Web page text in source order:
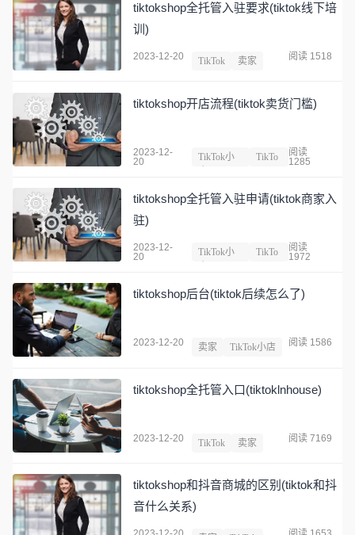
tiktokshop全托管入驻要求(tiktok线下培
训)
2023-12-20 TikTok 卖家 阅读 1518
tiktokshop开店流程(tiktok卖货门槛)
2023-12-
20
TikTok小
TikTo
阅读
1285
tiktokshop全托管入驻申请(tiktok商家入
驻)
2023-12-
20
TikTok小
TikTo
阅读
1972
tiktokshop后台(tiktok后续怎么了)
2023-12-20 卖家 TikTok小店 阅读 1586
tiktokshop全托管入口(tiktoklnhouse)
2023-12-20 TikTok 卖家 阅读 7169
tiktokshop和抖音商城的区别(tiktok和抖
音什么关系)